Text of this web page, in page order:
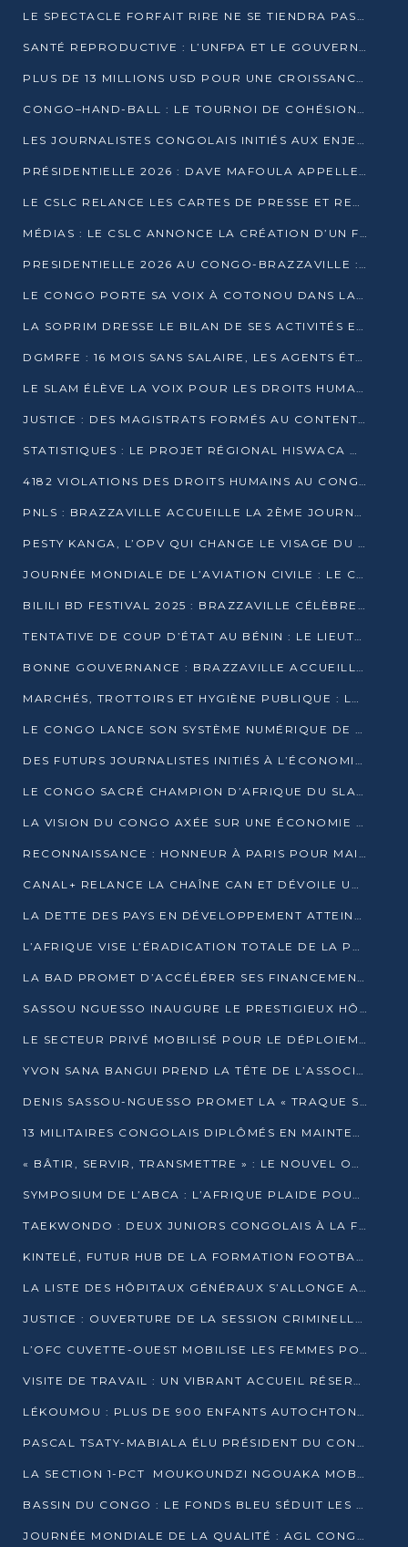
LE SPECTACLE FORFAIT RIRE NE SE TIENDRA PAS LE 1ER JANVIER
SANTÉ REPRODUCTIVE : L’UNFPA ET LE GOUVERNEMENT AFFINENT LES PRIORITÉS DE 2026
PLUS DE 13 MILLIONS USD POUR UNE CROISSANCE VERTE ET SOUVERAINE
CONGO–HAND-BALL : LE TOURNOI DE COHÉSION ET DE FRATERNITÉ ALLUME SES LAMPIONS À BRAZZAVILLE
LES JOURNALISTES CONGOLAIS INITIÉS AUX ENJEUX DE L’ÉCONOMIE BLEUE
PRÉSIDENTIELLE 2026 : DAVE MAFOULA APPELLE LES CONGOLAIS À UN « NOUVEAU DÉPART »
LE CSLC RELANCE LES CARTES DE PRESSE ET RECONNAÎT OFFICIELLEMENT LES MÉDIAS EN LIGNE
MÉDIAS : LE CSLC ANNONCE LA CRÉATION D’UN FONDS D’APPUI À LA PRESSE
PRESIDENTIELLE 2026 AU CONGO-BRAZZAVILLE : UN CASTING ÉLARGI
LE CONGO PORTE SA VOIX À COTONOU DANS LA LUTTE CONTRE LA TUBERCULOSE
LA SOPRIM DRESSE LE BILAN DE SES ACTIVITÉS ET FIXE DE NOUVELLES PRIORITÉS
DGMRFE : 16 MOIS SANS SALAIRE, LES AGENTS ÉTOUFFENT DANS LE SILENCE
LE SLAM ÉLÈVE LA VOIX POUR LES DROITS HUMAINS À BRAZZAVILLE
JUSTICE : DES MAGISTRATS FORMÉS AU CONTENTIEUX DE LA PROPRIÉTÉ INTELLECTUELLE
STATISTIQUES : LE PROJET RÉGIONAL HISWACA OFFICIELLEMENT LANCÉ AU CONGO
4182 VIOLATIONS DES DROITS HUMAINS AU CONGO EN 2025 SELON LE CAD
PNLS : BRAZZAVILLE ACCUEILLE LA 2ÈME JOURNÉE SCIENTIFIQUE SUR LE VIH/SIDA
PESTY KANGA, L’OPV QUI CHANGE LE VISAGE DU REPORTAGE AU CONGO
JOURNÉE MONDIALE DE L’AVIATION CIVILE : LE CONGO MISE SUR L’INNOVATION ET LA SÉCURITÉ
BILILI BD FESTIVAL 2025 : BRAZZAVILLE CÉLÈBRE DIX ANS DE CRÉATION GRAPHIQUE AFRICAINE
TENTATIVE DE COUP D’ÉTAT AU BÉNIN : LE LIEUTENANT-COLONEL TIGRI S’AUTOPROCLAME CHEF D’UN COMITÉ MILITAIRE
BONNE GOUVERNANCE : BRAZZAVILLE ACCUEILLE LES PREMIÈRES JOURNÉES CONGOLAISES DE L’ÉVALUATION
MARCHÉS, TROTTOIRS ET HYGIÈNE PUBLIQUE : LE GOUVERNEMENT DURCIT LE TON
LE CONGO LANCE SON SYSTÈME NUMÉRIQUE DE VÉRIFICATION DU BOIS
DES FUTURS JOURNALISTES INITIÉS À L’ÉCONOMIE BLEUE DURABLE
LE CONGO SACRÉ CHAMPION D’AFRIQUE DU SLAM 2025
LA VISION DU CONGO AXÉE SUR UNE ÉCONOMIE BAS CARBONE AU RENDEZ-VOUS DE MONACO 2025
RECONNAISSANCE : HONNEUR À PARIS POUR MAIXENT RAOUL OMINGA
CANAL+ RELANCE LA CHAÎNE CAN ET DÉVOILE UNE OFFRE EXCEPTIONNELLE POUR DÉCEMBRE
LA DETTE DES PAYS EN DÉVELOPPEMENT ATTEINT UN SOMMET HISTORIQUE ENTRE 2022 ET 2024
L’AFRIQUE VISE L’ÉRADICATION TOTALE DE LA POLIOMYÉLITE D’ICI 2026
LA BAD PROMET D’ACCÉLÉRER SES FINANCEMENTS AVEC LE MINISTÈRE DE L’ASSAINISSEMENT
SASSOU NGUESSO INAUGURE LE PRESTIGIEUX HÔTEL KEMPINSKI BRAZZAVILLE
LE SECTEUR PRIVÉ MOBILISÉ POUR LE DÉPLOIEMENT DE 19 MINI-CENTRALES SOLAIRES
YVON SANA BANGUI PREND LA TÊTE DE L’ASSOCIATION DES BANQUES CENTRALES AFRICAINES
DENIS SASSOU-NGUESSO PROMET LA « TRAQUE SANS RELÂCHE » DU GRAND BANDITISME
13 MILITAIRES CONGOLAIS DIPLÔMÉS EN MAINTENANCE INDUSTRIELLE APRÈS TROIS ANS DE FORMATION À L’UNIVERSITÉ MARIEN-NGOUABI
« BÂTIR, SERVIR, TRANSMETTRE » : LE NOUVEL OUVRAGE QUI INTERPELLE LES COLLECTIVITÉS
SYMPOSIUM DE L’ABCA : L’AFRIQUE PLAIDE POUR UN FINANCEMENT CLIMATIQUE ÉQUITABLE
TAEKWONDO : DEUX JUNIORS CONGOLAIS À LA FINALE D’OPEN SYRIES 2025 À ABIDJAN
KINTELÉ, FUTUR HUB DE LA FORMATION FOOTBALLISTIQUE AFRICAINE ?
LA LISTE DES HÔPITAUX GÉNÉRAUX S’ALLONGE AU CONGO
JUSTICE : OUVERTURE DE LA SESSION CRIMINELLE À BRAZZAVILLE AVEC 52 DOSSIERS AU RÔLE
L’OFC CUVETTE-OUEST MOBILISE LES FEMMES POUR ACCUEILLIR LE PRÉSIDENT DE LA RÉPUBLIQUE
VISITE DE TRAVAIL : UN VIBRANT ACCUEIL RÉSERVÉ À DENIS SASSOU-N’GUESSO PAR L’ASSOCIATION « LES AMIS DE WOMO »
LÉKOUMOU : PLUS DE 900 ENFANTS AUTOCHTONES REÇOIVENT DES KITS SCOLAIRES GRÂCE À L’ESPACE OPOKO
PASCAL TSATY-MABIALA ÉLU PRÉSIDENT DU CONSEIL NATIONAL DE L’UPADS
LA SECTION 1-PCT MOUKOUNDZI NGOUAKA MOBILISE 100 000 FCFA POUR LE 6ᵉ CONGRÈS DU PARTI
BASSIN DU CONGO : LE FONDS BLEU SÉDUIT LES BAILLEURS À BELÉM
JOURNÉE MONDIALE DE LA QUALITÉ : AGL CONGO FORME ET SENSIBILISE LES JEUNES TALENTS